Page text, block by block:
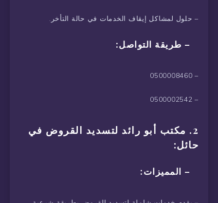
– حلول لمشاكل إيقاف الخدمات في حالة التأخر.
– طريقة التواصل:
– 0500008460
– 0500002542
2. مكتب أبو رائد لتسديد القروض في
حائل:
– المميزات: